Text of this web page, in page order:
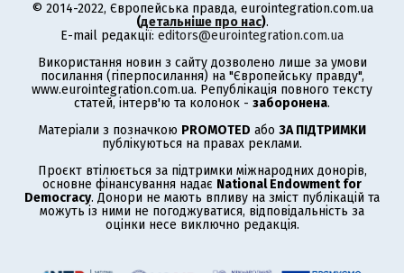
© 2014-2022, Європейська правда, eurointegration.com.ua
(детальніше про нас).
E-mail редакції: editors@eurointegration.com.ua
Використання новин з сайту дозволено лише за умови
посилання (гіперпосилання) на "Європейську правду",
www.eurointegration.com.ua. Републікація повного тексту
статей, інтерв'ю та колонок - заборонена.
Матеріали з позначкою PROMOTED або ЗА ПІДТРИМКИ
публікуються на правах реклами.
Проєкт втілюється за підтримки міжнародних донорів,
основне фінансування надає National Endowment for
Democracy. Донори не мають впливу на зміст публікацій та
можуть із ними не погоджуватися, відповідальність за
оцінки несе виключно редакція.